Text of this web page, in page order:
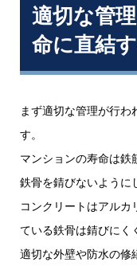
適切な管
命に直結
まず適切な管理が行わ
す。
マンションの寿命は鉄
鉄骨を錆びないように
コンクリートはアルカ
ている鉄骨は錆びにく
適切な外壁や防水の修